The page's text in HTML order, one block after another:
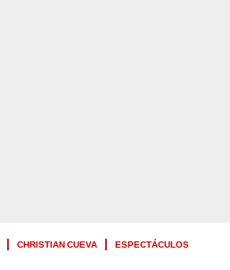
CHRISTIAN CUEVA ESPECTÁCULOS